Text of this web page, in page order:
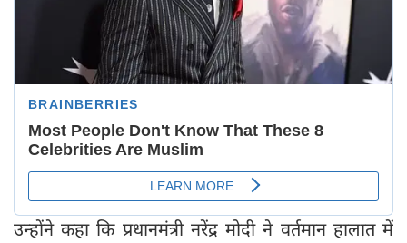
उन्होंने कहा कि प्रधानमंत्री नरेंद्र मोदी ने वर्तमान हालात में